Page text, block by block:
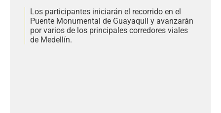
Los participantes iniciarán el recorrido en el
Puente Monumental de Guayaquil y avanzarán
por varios de los principales corredores viales
de Medellín.